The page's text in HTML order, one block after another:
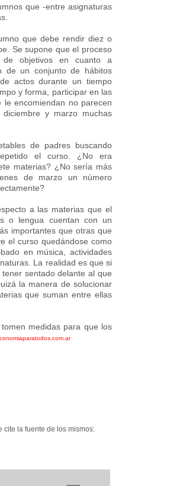
que -entre asignaturas
que debe rendir diez o
Se supone que el proceso
de objetivos en cuanto a
de un conjunto de hábitos
actos durante un tiempo
y forma, participar en las
encomiendan no parecen
y marzo muchas
de padres buscando
el curso. ¿No era
materias? ¿No sería más
de marzo un número
a las materias que el
o lengua cuentan con un
importantes que otras que
el curso quedándose como
en música, actividades
La realidad es que si
sentado delante al que
la manera de solucionar
que suman entre ellas
medidas para que los
cite la fuente de los mismos: